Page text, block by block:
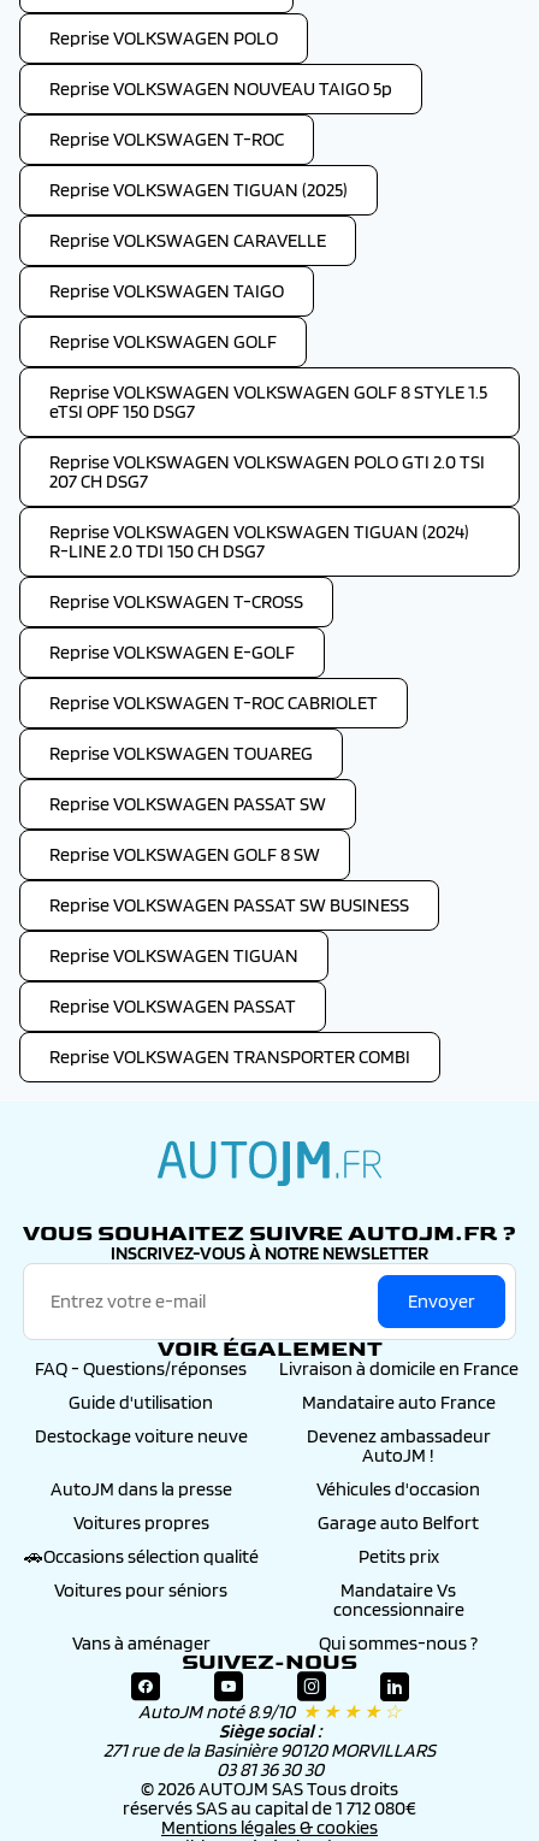
Reprise VOLKSWAGEN POLO
Reprise VOLKSWAGEN NOUVEAU TAIGO 5p
Reprise VOLKSWAGEN T-ROC
Reprise VOLKSWAGEN TIGUAN (2025)
Reprise VOLKSWAGEN CARAVELLE
Reprise VOLKSWAGEN TAIGO
Reprise VOLKSWAGEN GOLF
Reprise VOLKSWAGEN VOLKSWAGEN GOLF 8 STYLE 1.5
eTSI OPF 150 DSG7
Reprise VOLKSWAGEN VOLKSWAGEN POLO GTI 2.0 TSI
207 CH DSG7
Reprise VOLKSWAGEN VOLKSWAGEN TIGUAN (2024)
R-LINE 2.0 TDI 150 CH DSG7
Reprise VOLKSWAGEN T-CROSS
Reprise VOLKSWAGEN E-GOLF
Reprise VOLKSWAGEN T-ROC CABRIOLET
Reprise VOLKSWAGEN TOUAREG
Reprise VOLKSWAGEN PASSAT SW
Reprise VOLKSWAGEN GOLF 8 SW
Reprise VOLKSWAGEN PASSAT SW BUSINESS
Reprise VOLKSWAGEN TIGUAN
Reprise VOLKSWAGEN PASSAT
Reprise VOLKSWAGEN TRANSPORTER COMBI
VOUS SOUHAITEZ SUIVRE AUTOJM.FR ?
INSCRIVEZ-VOUS À NOTRE NEWSLETTER
Envoyer
VOIR ÉGALEMENT
FAQ - Questions/réponses
Livraison à domicile en France
Guide d'utilisation
Mandataire auto France
Destockage voiture neuve
Devenez ambassadeur
AutoJM !
AutoJM dans la presse
Véhicules d'occasion
Voitures propres
Garage auto Belfort
🚗Occasions sélection qualité
Petits prix
Voitures pour séniors
Mandataire Vs
concessionnaire
Vans à aménager
Qui sommes-nous ?
SUIVEZ-NOUS
AutoJM noté 8.9/10 ★ ★ ★ ★ ☆
Siège social :
271 rue de la Basinière 90120 MORVILLARS
03 81 36 30 30
© 2026 AUTOJM SAS Tous droits
réservés SAS au capital de 1 712 080€
Mentions légales & cookies